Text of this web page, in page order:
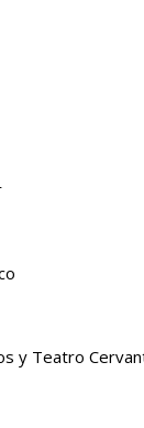
y Teatro